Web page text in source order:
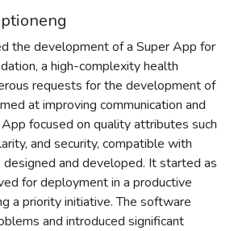
the development of a Super App for
a high-complexity health
requests for the development of
at improving communication and
focused on quality attributes such
and security, compatible with
designed and developed. It started as
for deployment in a productive
a priority initiative. The software
and introduced significant